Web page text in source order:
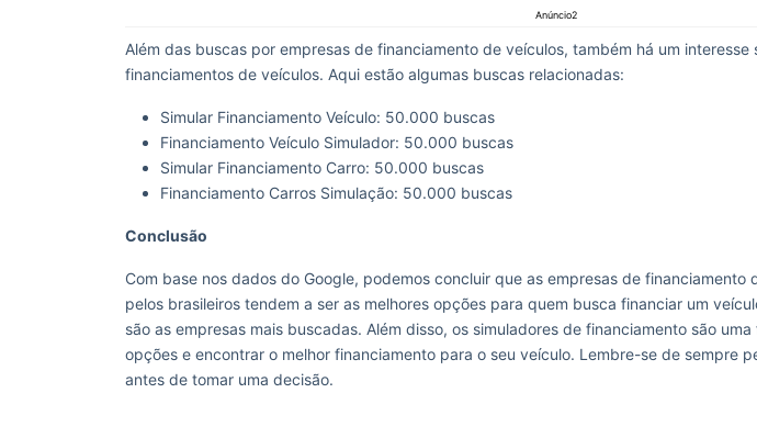
Anúncio2
Além das buscas por empresas de financiamento de veículos, também há um interesse
financiamentos de veículos. Aqui estão algumas buscas relacionadas:
Simular Financiamento Veículo: 50.000 buscas
Financiamento Veículo Simulador: 50.000 buscas
Simular Financiamento Carro: 50.000 buscas
Financiamento Carros Simulação: 50.000 buscas
Conclusão
Com base nos dados do Google, podemos concluir que as empresas de financiamento
pelos brasileiros tendem a ser as melhores opções para quem busca financiar um
são as empresas mais buscadas. Além disso, os simuladores de financiamento são
opções e encontrar o melhor financiamento para o seu veículo. Lembre-se de sempre
antes de tomar uma decisão.